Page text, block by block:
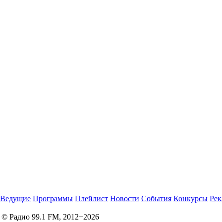
Ведущие Программы Плейлист Новости События Конкурсы
© Радио 99.1 FM, 2012−2026